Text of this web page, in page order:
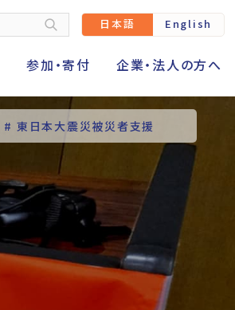
日本語 English
参加・寄付 企業・法人の方へ
# 東日本大震災被災者支援